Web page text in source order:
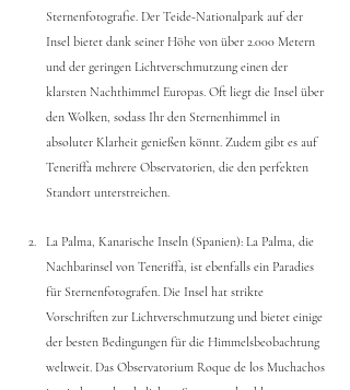
Sternenfotografie. Der Teide-Nationalpark auf der
Insel bietet dank seiner Höhe von über 2.000 Metern
und der geringen Lichtverschmutzung einen der
klarsten Nachthimmel Europas. Oft liegt die Insel über
den Wolken, sodass Ihr den Sternenhimmel in
absoluter Klarheit genießen könnt. Zudem gibt es auf
Teneriffa mehrere Observatorien, die den perfekten
Standort unterstreichen.
La Palma, Kanarische Inseln (Spanien): La Palma, die
Nachbarinsel von Teneriffa, ist ebenfalls ein Paradies
für Sternenfotografen. Die Insel hat strikte
Vorschriften zur Lichtverschmutzung und bietet einige
der besten Bedingungen für die Himmelsbeobachtung
weltweit. Das Observatorium Roque de los Muchachos